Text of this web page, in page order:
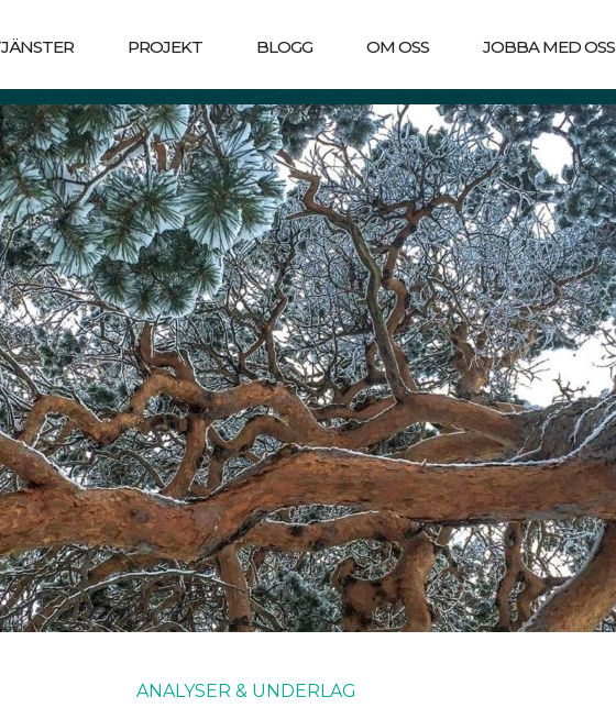
PROJEKT BLOGG OM OSS JOBBA MED OSS
ANALYSER & UNDERLAG